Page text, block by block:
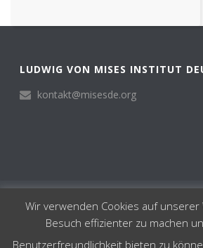
LUDWIG VON MISES INSTITUT
kontakt@misesde.org
Institut
Impressum
Datenschutz
Wir verwenden Cookies auf unserer
Besuch effizienter zu machen
Benutzerfreundlichkeit bieten zu